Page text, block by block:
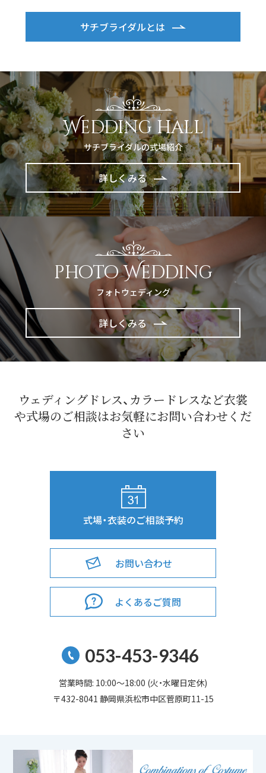
サチブライダルとは
Wedding hall
サチブライダルの式場紹介
詳しくみる
photo Wedding
フォトウェディング
詳しくみる
ウェディングドレス、カラードレスなど衣裳
や式場のご相談はお気軽にお問い合わせくだ
さい
式場・衣装のご相談予約
お問い合わせ
よくあるご質問
053-453-9346
営業時間: 10:00～18:00 (火・水曜日定休)
〒432-8041 静岡県浜松市中区菅原町11-15